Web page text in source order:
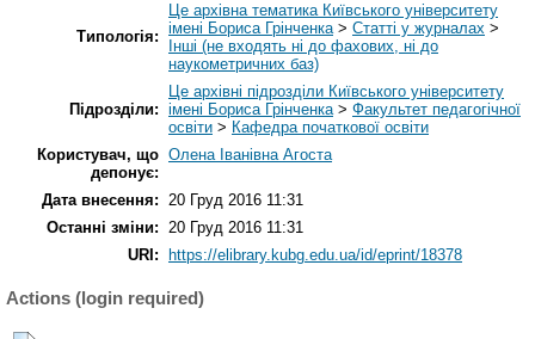
Типологія:
Це архівна тематика Київського університету
імені Бориса Грінченка> Статті у журналах >
Інші (не входять ні до фахових, ні до
наукометричних баз)
Підрозділи:
Це архівні підрозділи Київського університету
імені Бориса Грінченка> Факультет педагогічної
освіти > Кафедра початкової освіти
Користувач, що
депонує:
Олена Іванівна Агоста
Дата внесення: 20 Груд 2016 11:31
Останні зміни: 20 Груд 2016 11:31
URI:
https://elibrary.kubg.edu.ua/id/eprint/18378
Actions (login required)